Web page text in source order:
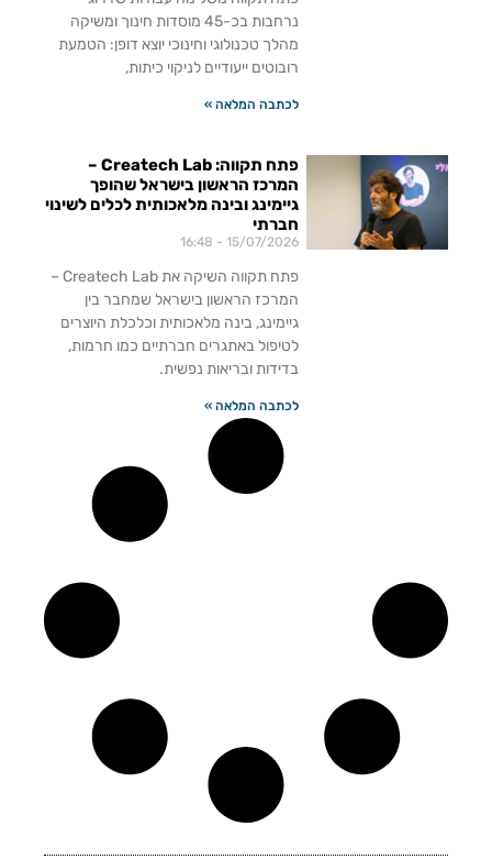
נרחבות בכ-45 מוסדות חינוך ומשיקה
מהלך טכנולוגי וחינוכי יוצא דופן: הטמעת
רובוטים ייעודיים לניקוי כיתות,
לכתבה המלאה »
פתח תקווה: Createch Lab –
המרכז הראשון בישראל שהופך
גיימינג ובינה מלאכותית לכלים לשינוי
חברתי
15/07/2026
פתח תקווה השיקה את Createch Lab –
המרכז הראשון בישראל שמחבר בין
גיימינג, בינה מלאכותית וכלכלת היוצרים
לטיפול באתגרים חברתיים כמו חרמות,
בדידות ובריאות נפשית.
לכתבה המלאה »